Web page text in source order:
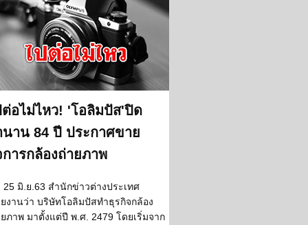
ต่อไม่ไหว! 'โอลิมปัส'ปิด
นาน 84 ปี ประกาศขาย
ารกล้องถ่ายภาพ
25 มิ.ย.63 สำนักข่าวต่างประเทศ
งานว่า บริษัทโอลิมปัสทำธุรกิจกล้อง
ภาพ มาตั้งแต่ปี พ.ศ. 2479 โดยเริ่มจาก